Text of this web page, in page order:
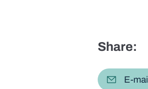
Share:
E-mail